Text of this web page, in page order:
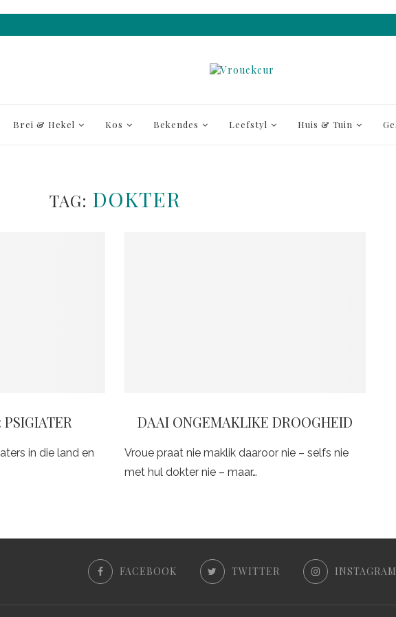
Brei & Hekel Kos Bekendes Leefstyl Huis & Tuin
TAG: DOKTER
PSIGIATER
in die land en
DAAI ONGEMAKLIKE DROOGHEID
Vroue praat nie maklik daaroor nie – selfs nie
met hul dokter nie – maar…
FACEBOOK TWITTER INSTAGRAM